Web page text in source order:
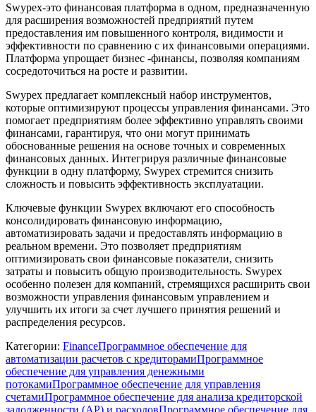
Swypex-это финансовая платформа в одном, предназначенную
для расширения возможностей предприятий путем
предоставления им повышенного контроля, видимости и
эффективности по сравнению с их финансовыми операциями.
Платформа упрощает бизнес -финансы, позволяя компаниям
сосредоточиться на росте и развитии.
Swypex предлагает комплексный набор инструментов,
которые оптимизируют процессы управления финансами. Это
помогает предприятиям более эффективно управлять своими
финансами, гарантируя, что они могут принимать
обоснованные решения на основе точных и современных
финансовых данных. Интегрируя различные финансовые
функции в одну платформу, Swypex стремится снизить
сложность и повысить эффективность эксплуатации.
Ключевые функции Swypex включают его способность
консолидировать финансовую информацию,
автоматизировать задачи и предоставлять информацию в
реальном времени. Это позволяет предприятиям
оптимизировать свои финансовые показатели, снизить
затраты и повысить общую производительность. Swypex
особенно полезен для компаний, стремящихся расширить свои
возможности управления финансовым управлением и
улучшить их итоги за счет лучшего принятия решений и
распределения ресурсов.
Категории: FinanceПрограммное обеспечение для
автоматизации расчетов с кредиторамиПрограммное
обеспечение для управления денежными
потокамиПрограммное обеспечение для управления
счетамиПрограммное обеспечение для анализа кредиторской
задолженности (AP) и расходовПрограммное обеспечение для